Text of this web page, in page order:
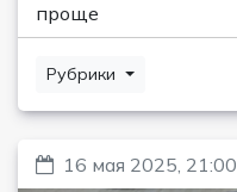
проще
Рубрики
16 мая 2025, 21:00